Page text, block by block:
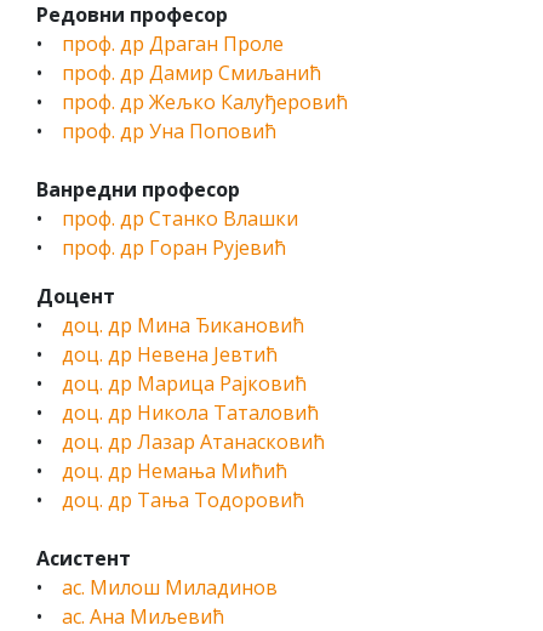
Редовни професор
• проф. др Драган Проле
• проф. др Дамир Смиљанић
• проф. др Жељко Калуђеровић
• проф. др Уна Поповић
Ванредни професор
• проф. др Станко Влашки
• проф. др Горан Рујевић
Доцент
• доц. др Мина Ђикановић
• доц. др Невена Јевтић
• доц. др Марица Рајковић
• доц. др Никола Таталовић
• доц. др Лазар Атанасковић
• доц. др Немања Мићић
• доц. др Тања Тодоровић
Асистент
• ас. Милош Миладинов
• ас. Ана Миљевић